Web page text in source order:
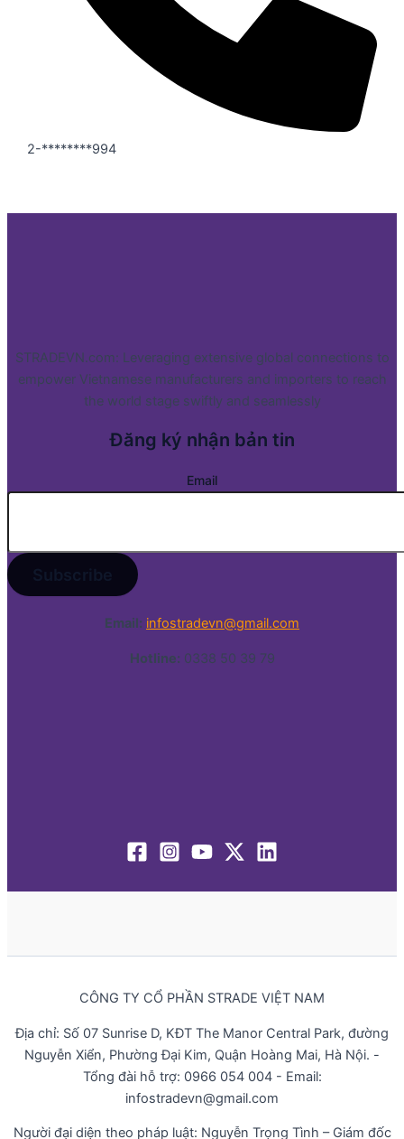
2-********994
STRADEVN.com: Leveraging extensive global connections to
empower Vietnamese manufacturers and importers to reach
the world stage swiftly and seamlessly
Đăng ký nhận bản tin
Email
Email: infostradevn@gmail.com
Hotline: 0338 50 39 79
CÔNG TY CỔ PHẦN STRADE VIỆT NAM
Địa chỉ: Số 07 Sunrise D, KĐT The Manor Central Park, đường
Nguyễn Xiển, Phường Đại Kim, Quận Hoàng Mai, Hà Nội. -
Tổng đài hỗ trợ: 0966 054 004 - Email:
infostradevn@gmail.com
Người đại diện theo pháp luật: Nguyễn Trọng Tình – Giám đốc